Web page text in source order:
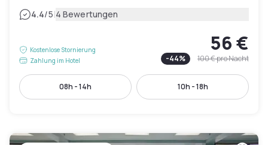
4.4/5|4 Bewertungen
Kostenlose Stornierung
Zahlung im Hotel
56 €
-44% 100 €pro Nacht
08h - 14h 10h - 18h